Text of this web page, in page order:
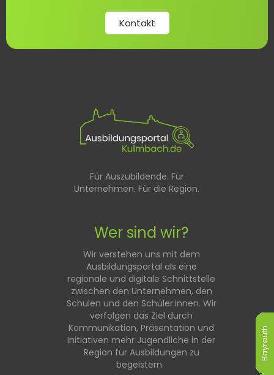
Bayreuth
Bayreuth
Bayreuth
Bayreuth
Bayreuth
Bayreuth
Kontakt
Für Auszubildende. Für
Unternehmen. Für die Region.
Wer sind wir?
Wir verstehen uns mit dem
Ausbildungsportal als eine
regionale und digitale Schnittstelle
zwischen den Unternehmen, den
Schulen und den Schüler:innen. Wir
verfolgen das Ziel durch
Kommunikation, Präsentation und
Initiativen mehr Jugendliche in der
Region für Ausbildungen zu
begeistern.